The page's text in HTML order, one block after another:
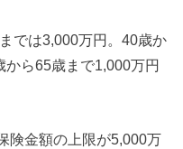
では3,000万円。40歳か
ら65歳まで1,000万円
険金額の上限が5,000万